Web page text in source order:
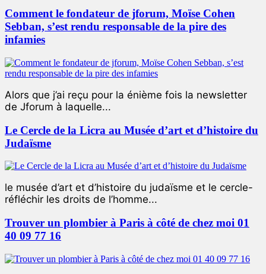
Comment le fondateur de jforum, Moïse Cohen
Sebban, s’est rendu responsable de la pire des
infamies
Alors que j’ai reçu pour la énième fois la newsletter
de Jforum à laquelle...
Le Cercle de la Licra au Musée d’art et d’histoire du
Judaïsme
le musée d’art et d’histoire du judaïsme et le cercle-
réfléchir les droits de l’homme...
Trouver un plombier à Paris à côté de chez moi 01
40 09 77 16